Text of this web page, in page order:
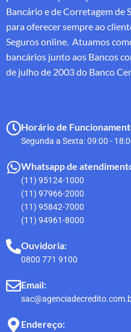
Bancário e de Corretagem de
para oferecer sempre ao
Seguros online. Atuamos
bancários junto aos Bancos
de julho de 2003 do Banco
Horário de
Segunda a Sexta: 09:00 -
Whatsapp de
(11) 95124-1000
(11) 97966-2000
(11) 95842-7000
(11) 94961-8000
Ouvidoria:
0800 771 9100
Email:
Endereço: